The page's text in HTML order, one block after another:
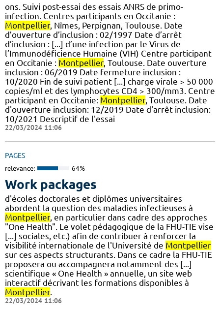
ons. Suivi post-essai des essais ANRS de primo-
infection. Centres participants en Occitanie :
Montpellier, Nîmes, Perpignan, Toulouse. Date
d’ouverture d’inclusion : 02/1997 Date d’arrêt
d’inclusion : [...] d’une infection par le Virus de
l’Immunodéficience Humaine (VIH) Centre participant
en Occitanie : Montpellier, Toulouse. Date ouverture
inclusion : 06/2019 Date fermeture inclusion :
10/2020 Fin de suivi patient [...] charge virale > 50 000
copies/ml et des lymphocytes CD4 > 300/mm3. Centre
participant en Occitanie: Montpellier, Toulouse. Date
d'ouverture inclusion: 12/2019 Date d'arrêt inclusion:
10/2021 Descriptif de l'essai
22/03/2024 11:06
PAGES
relevance: 64%
Work packages
d'écoles doctorales et diplômes universitaires
abordent la question des maladies infectieuses à
Montpellier, en particulier dans cadre des approches
"One Health". Le volet pédagogique de la FHU-TIE vise
[...] sociales, etc.) afin de contribuer à renforcer la
visibilité internationale de l'Université de Montpellier
sur ces aspects structurants. Dans ce cadre la FHU-TIE
proposera ou accompagnera notamment des [...]
scientifique « One Health » annuelle, un site web
interactif décrivant les formations disponibles à
Montpellier.
22/03/2024 11:06